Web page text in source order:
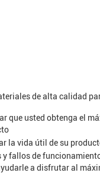
de alta calidad
que usted obtenga el
la vida útil de su
y fallos de
a disfrutar al